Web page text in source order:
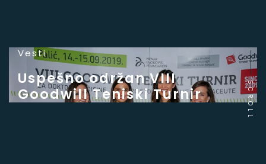
Vesti
Uspešno održan VIII
Goodwill Teniski Turnir
SCROLL